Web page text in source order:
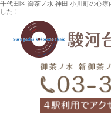
千代田区 御茶ノ水 神田 小川町の心
した！